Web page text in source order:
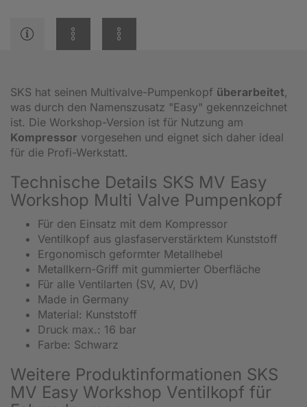
SKS hat seinen Multivalve-Pumpenkopf überarbeitet,
was durch den Namenszusatz "Easy" gekennzeichnet
ist. Die Workshop-Version ist für Nutzung am
Kompressor vorgesehen und eignet sich daher ideal
für die Profi-Werkstatt.
Technische Details SKS MV Easy
Workshop Multi Valve Pumpenkopf
Für den Einsatz mit dem Kompressor
Ventilkopf aus glasfaserverstärktem Kunststoff
Ergonomisch geformter Metallhebel
Metallkern-Griff mit gummierter Oberfläche
Für alle Ventilarten (SV, AV, DV)
Made in Germany
Material: Kunststoff
Druck max.: 16 bar
Farbe: Schwarz
Weitere Produktinformationen SKS
MV Easy Workshop Ventilkopf für